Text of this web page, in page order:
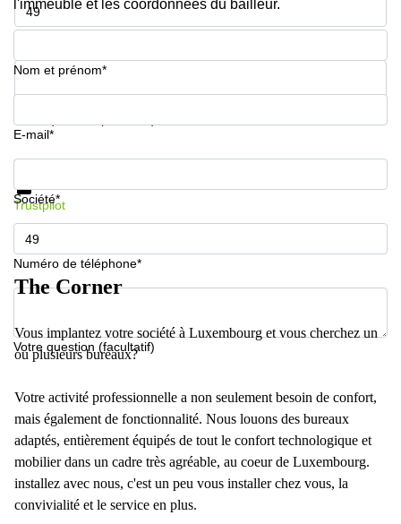
Numéro de téléphone*
l'immeuble et les coordonnées du bailleur.
Nom et prénom*
E-mail*
Société*
Numéro de téléphone*
Votre question (facultatif)
Informations et prix
Trustpilot
The Corner
Vous implantez votre société à Luxembourg et vous cherchez un
ou plusieurs bureaux?
Votre activité professionnelle a non seulement besoin de confort,
mais également de fonctionnalité. Nous louons des bureaux
adaptés, entièrement équipés de tout le confort technologique et
mobilier dans un cadre très agréable, au coeur de Luxembourg.
installez avec nous, c'est un peu vous installer chez vous, la
convivialité et le service en plus.